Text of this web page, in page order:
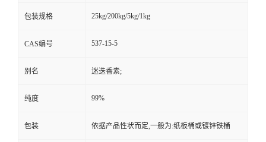
包装规格 25kg/200kg/5kg/1kg
CAS编号 537-15-5
别名 迷迭香素;
纯度 99%
包装 依据产品性状而定,一般为:纸板桶或镀锌铁桶